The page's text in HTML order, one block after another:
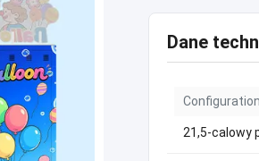
Dane
21,5-calowy